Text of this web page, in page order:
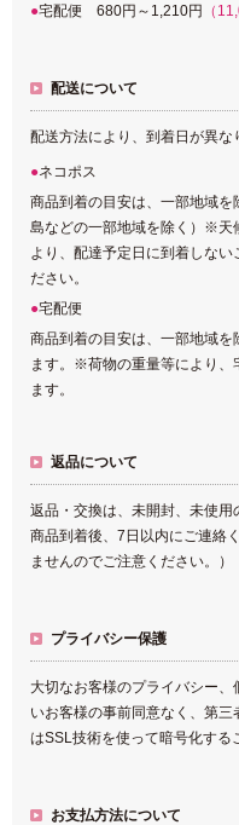
宅配便 680円～1,210円 （
配送について
配送方法により、到着日が異な
ネコポス
商品到着の目安は、一部地域
島などの一部地域を除く）※天
より、配達予定日に到着しな
ださい。
宅配便
商品到着の目安は、一部地域を
ます。※荷物の重量等により、
ます。
返品について
返品・交換は、未開封、未使用
商品到着後、7日以内にご連絡
ませんのでご注意ください。）
プライバシー保護
大切なお客様のプライバシー
いお客様の事前同意なく、第
はSSL技術を使って暗号化する
お支払方法について